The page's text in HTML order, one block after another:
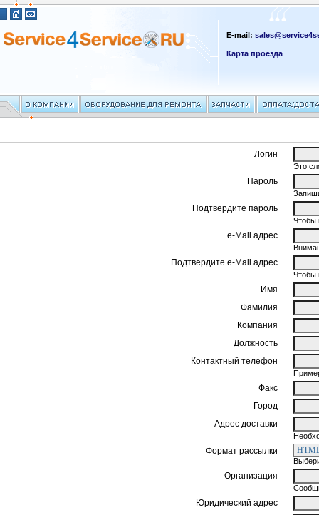
E-mail:
Карта проезда
Логин
Это
Пароль
Подтвердите пароль
Чтобы
e-Mail адрес
Подтвердите e-Mail адрес
Чтобы
Имя
Фамилия
Компания
Должность
Контактный телефон
Факс
Город
Адрес доставки
Формат рассылки
Организация
Юридический адрес